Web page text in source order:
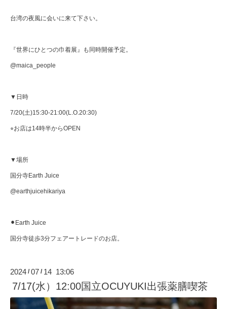
台湾の夜風に会いに来て下さい。
『世界にひとつの巾着展』も同時開催予定。
@maica_people
▼日時
7/20(土)15:30-21:00(L.O.20:30)
⭐︎お店は14時半からOPEN
▼場所
国分寺Earth Juice
@earthjuicehikariya
⚫︎Earth Juice
国分寺徒歩3分フェアートレードのお店。
2024 /07 / 14 13:06
7/17(水）12:00国立OCUYUKI出張薬膳喫茶